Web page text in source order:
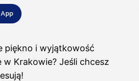
piękno i wyjątkowość
Krakowie? Jeśli chcesz